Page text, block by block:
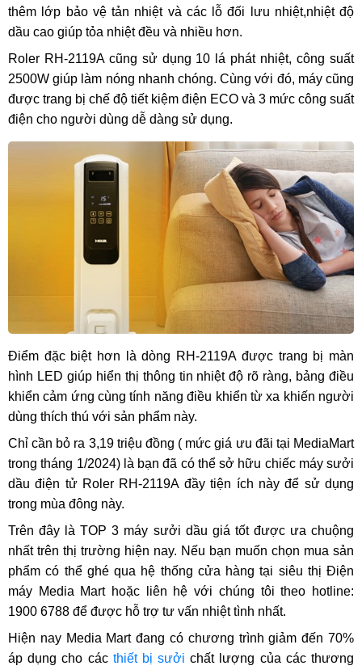
thêm lớp bảo vệ tản nhiệt và các lỗ đối lưu nhiệt,nhiệt độ
dầu cao giúp tỏa nhiệt đều và nhiều hơn.
Roler RH-2119A cũng sử dụng 10 lá phát nhiệt, công suất
2500W giúp làm nóng nhanh chóng. Cùng với đó, máy cũng
được trang bị chế độ tiết kiệm điện ECO và 3 mức công suất
điện cho người dùng dễ dàng sử dụng.
Điểm đặc biệt hơn là dòng RH-2119A được trang bị màn
hình LED giúp hiển thị thông tin nhiệt độ rõ ràng, bảng điều
khiển cảm ứng cùng tính năng điều khiển từ xa khiến người
dùng thích thú với sản phẩm này.
Chỉ cần bỏ ra 3,19 triệu đồng ( mức giá ưu đãi tại MediaMart
trong tháng 1/2024) là bạn đã có thể sở hữu chiếc máy sưởi
dầu điện tử Roler RH-2119A đầy tiện ích này để sử dụng
trong mùa đông này.
Trên đây là TOP3 máy sưởi dầu giá tốt được ưa chuộng
nhất trên thị trường hiện nay. Nếu bạn muốn chọn mua sản
phẩm có thể ghé qua hệ thống cửa hàng tại siêu thị Điện
máy Media Mart hoặc liên hệ với chúng tôi theo hotline:
1900 6788 để được hỗ trợ tư vấn nhiệt tình nhất.
Hiện nay Media Mart đang có chương trình giảm đến 70%
áp dụng cho các thiết bị sưởi chất lượng của các thương